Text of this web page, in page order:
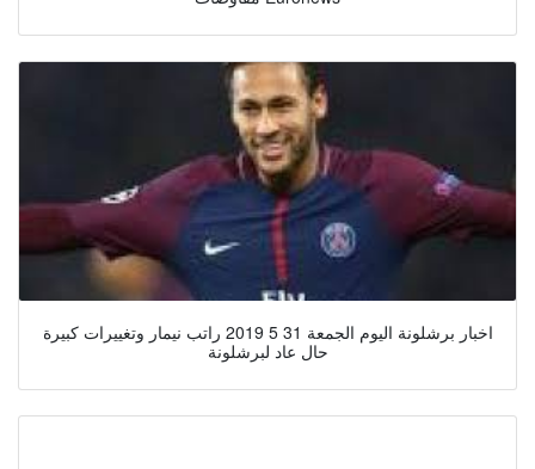
اخبار برشلونة اليوم الجمعة 31 5 2019 راتب نيمار وتغييرات كبيرة
حال عاد لبرشلونة